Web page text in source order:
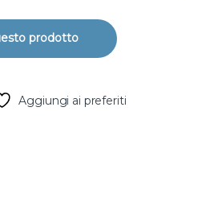
Aggiungi ai preferiti